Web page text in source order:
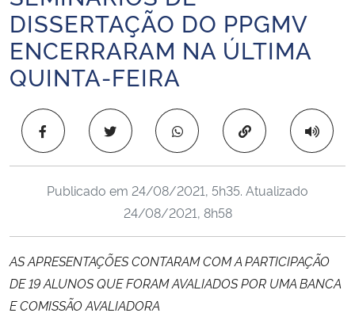
Ministério da Agricultura, Pecuária e Abastecimento
Ministério da Educação
Ministério da Cidadania
Ministério da Saúde
Ministério de Minas e Energia
Ministério da Ciência, Tecnologia, Inovações e Comunicações
Ministério do Meio Ambiente
DISSERTAÇÃO DO PPGMV
ENCERRARAM NA ÚLTIMA
QUINTA-FEIRA
Copiar para área
Publicado em 24/08/2021, 5h35. Atualizado
24/08/2021, 8h58
AS APRESENTAÇÕES CONTARAM COM A PARTICIPAÇÃO
DE 19 ALUNOS QUE FORAM AVALIADOS POR UMA BANCA
E COMISSÃO AVALIADORA